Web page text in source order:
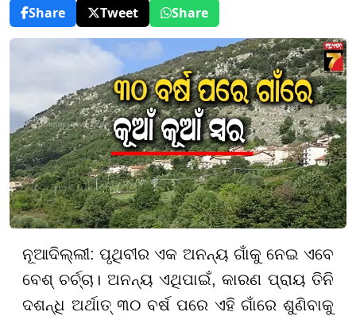
Share
Tweet Share
ନୂଆଦିଲ୍ଲୀ: ପୃଥିବୀର ଏକ ଅନନ୍ୟ ଗାଁକୁ ନେଇ ଏବେ
ବେଶ୍ ଚର୍ଚ୍ଚା। ଅନନ୍ୟ ଏଥିପାଇଁ, କାରଣ ପ୍ରାୟ ତିନି
ଦଶନ୍ଧି ଅର୍ଥାତ୍ ୩୦ ବର୍ଷ ପରେ ଏହି ଗାଁରେ ଶୁଣିବାକୁ